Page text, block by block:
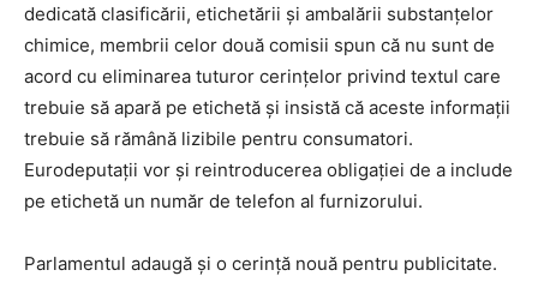
dedicată clasificării, etichetării și ambalării substanțelor
chimice, membrii celor două comisii spun că nu sunt de
acord cu eliminarea tuturor cerințelor privind textul care
trebuie să apară pe etichetă și insistă că aceste informații
trebuie să rămână lizibile pentru consumatori.
Eurodeputații vor și reintroducerea obligației de a include
pe etichetă un număr de telefon al furnizorului.
Parlamentul adaugă și o cerință nouă pentru publicitate.